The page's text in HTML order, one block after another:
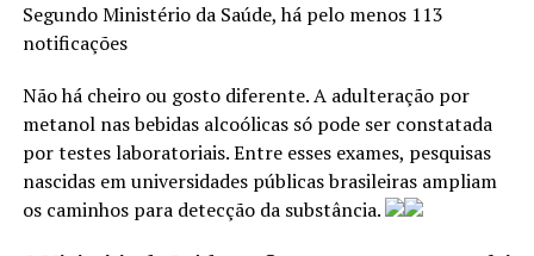
Segundo Ministério da Saúde, há pelo menos 113
notificações
Não há cheiro ou gosto diferente. A adulteração por
metanol nas bebidas alcoólicas só pode ser constatada
por testes laboratoriais. Entre esses exames, pesquisas
nascidas em universidades públicas brasileiras ampliam
os caminhos para detecção da substância.